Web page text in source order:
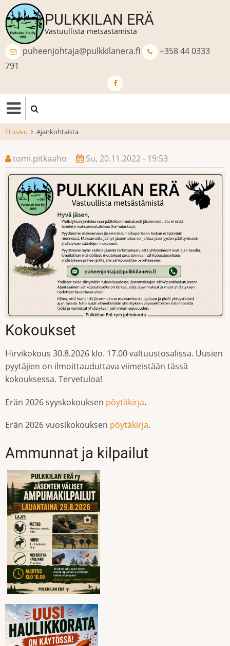
Hyppää
pääsisältöönPULKKILAN ERÄ
Vastuullista metsästämistä
puheenjohtaja@pulkkilanera.fi
+358 44 0333
791
Etusivu Ajankohtaista
tomi.pitkaaho Su, 20.11.2022 - 19:53
Kokoukset
Hirvikokous 30.8.2026 klo. 17.00 valtuustosalissa. Uusien
pyytäjien on ilmoittauduttava viimeistään tässä
kokouksessa. Tervetuloa!
Erän 2026 syyskokouksen pöytäkirja.
Erän 2026 vuosikokouksen pöytäkirja.
Ammunnat ja kilpailut